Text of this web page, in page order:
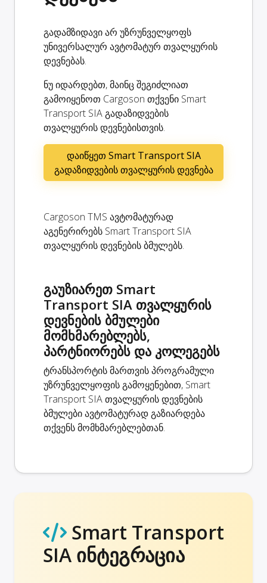
გადამზიდავი არ უზრუნველყოფს
უნივერსალურ ავტომატურ თვალყურის
დევნებას.
ნუ იდარდებთ, მაინც შეგიძლიათ
გამოიყენოთ Cargoson თქვენი Smart
Transport SIA გადაზიდვების
თვალყურის დევნებისთვის.
დაიწყეთ Smart Transport SIA
გადაზიდვების თვალყურის დევნება
Cargoson TMS ავტომატურად
აგენერირებს Smart Transport SIA
თვალყურის დევნების ბმულებს.
გაუზიარეთ Smart
Transport SIA თვალყურის
დევნების ბმულები
მომხმარებლებს,
პარტნიორებს და კოლეგებს
ტრანსპორტის მართვის პროგრამული
უზრუნველყოფის გამოყენებით, Smart
Transport SIA თვალყურის დევნების
ბმულები ავტომატურად გაზიარდება
თქვენს მომხმარებლებთან.
Smart Transport
SIA ინტეგრაცია